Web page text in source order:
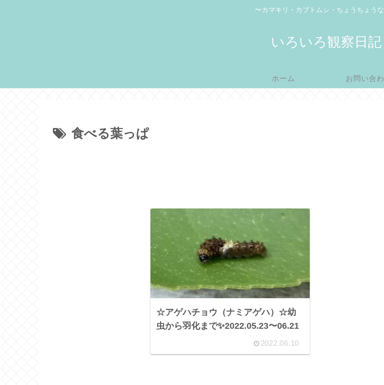
〜カマキリ・カブトムシ・ちょうちょう
いろいろ観察日記
ホーム お問い合
食べる葉っぱ
☆アゲハチョウ（ナミアゲハ）☆幼
虫から羽化まで✨2022.05.23〜06.21
2022.06.10